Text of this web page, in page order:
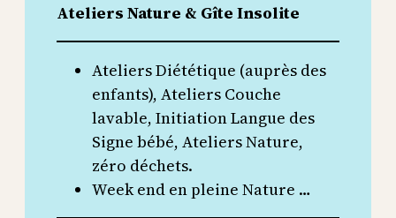
Ateliers Nature & Gîte Insolite
Ateliers Diététique (auprès des
enfants), Ateliers Couche
lavable, Initiation Langue des
Signe bébé, Ateliers Nature,
zéro déchets.
Week end en pleine Nature …